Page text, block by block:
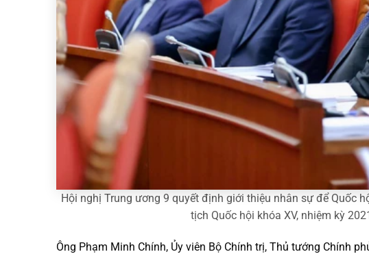
Hội nghị Trung ương 9 quyết định giới thiệu nhân sự để Quốc
tịch Quốc hội khóa XV, nhiệm kỳ
Ông Phạm Minh Chính, Ủy viên Bộ Chính trị, Thủ tướng Chính